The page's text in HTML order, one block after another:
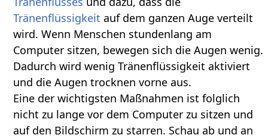
Tränenflüssigkeit auf dem ganzen Auge verteilt
wird. Wenn Menschen stundenlang am
Computer sitzen, bewegen sich die Augen wenig.
Dadurch wird wenig Tränenflüssigkeit aktiviert
und die Augen trocknen vorne aus.
Eine der wichtigsten Maßnahmen ist folglich
nicht zu lange vor dem Computer zu sitzen und
auf den Bildschirm zu starren. Schau ab und an